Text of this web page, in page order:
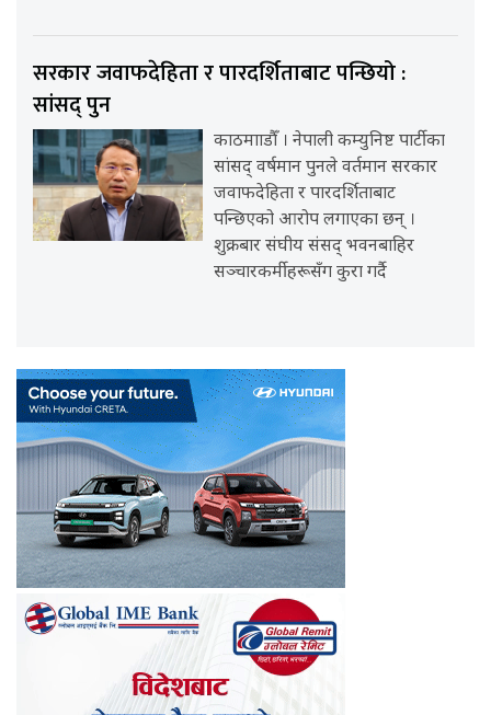
सरकार जवाफदेहिता र पारदर्शिताबाट पन्छियो :
सांसद् पुन
काठमााडौँ । नेपाली कम्युनिष्ट पार्टीका
सांसद् वर्षमान पुनले वर्तमान सरकार
जवाफदेहिता र पारदर्शिताबाट
पन्छिएको आरोप लगाएका छन् ।
शुक्रबार संघीय संसद् भवनबाहिर
सञ्चारकर्मीहरूसँग कुरा गर्दै